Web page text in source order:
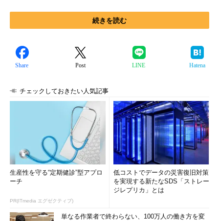
続きを読む
Share Post LINE Hatena
チェックしておきたい人気記事
生産性を守る“定期健診”型アプロ
ーチ
PR(ITmedia エグゼクティブ)
低コストでデータの災害復旧対策
を実現する新たなSDS「ストレー
ジレプリカ」とは
単なる作業者で終わらない、100万人の働き方を変